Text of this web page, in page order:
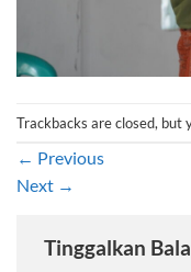
Trackbacks are closed, but
← Previous
Next →
Tinggalkan